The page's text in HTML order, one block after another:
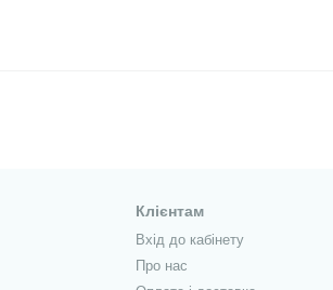
Клієнтам
Вхід до кабінету
Про нас